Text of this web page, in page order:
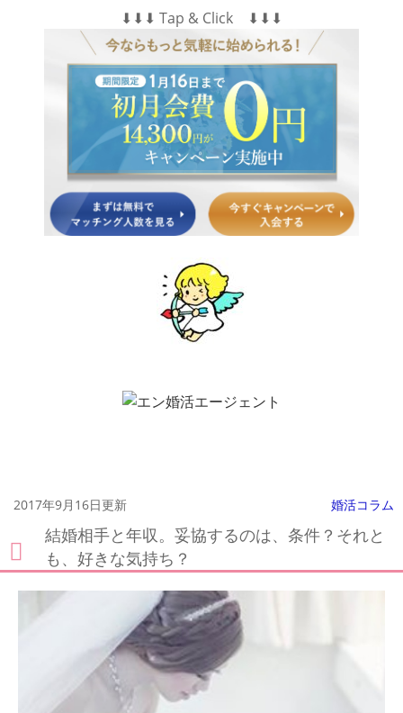
⬇︎⬇︎⬇︎ Tap & Click ⬇︎⬇︎⬇︎
2017年9月16日更新 婚活コラム
結婚相手と年収。妥協するのは、条件？それと
も、好きな気持ち？